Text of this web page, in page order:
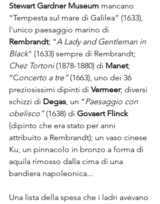
Stewart Gardner Museum mancano
“Tempesta sul mare di Galilea” (1633),
l'unico paesaggio marino di
Rembrandt; "A Lady and Gentleman in
Black" (1633) sempre di Rembrandt;
Chez Tortoni (1878-1880) di Manet;
“Concerto a tre” (1663), uno dei 36
preziosissimi dipinti di Vermeer; diversi
schizzi di Degas, un ”Paesaggio con
obelisco” (1638) di Govaert Flinck
(dipinto che era stato per anni
attribuito a Rembrandt); un vaso cinese
Ku, un pinnacolo in bronzo a forma di
aquila rimosso dalla cima di una
bandiera napoleonica...
Una lista della spesa che i ladri avevano